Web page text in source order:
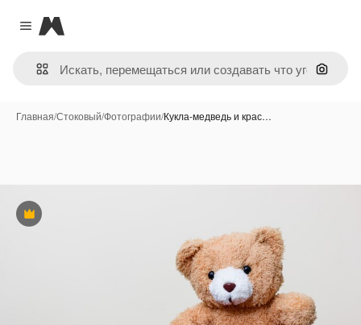
Close menu
Magnific
Поиск
Главная/Стоковый/Фотографии/Кукла-медведь и крас…
Премиум